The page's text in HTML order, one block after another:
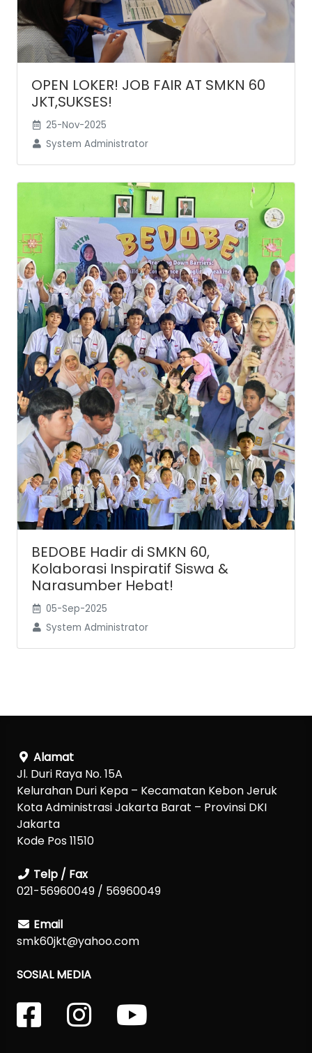
OPEN LOKER! JOB FAIR AT SMKN 60
JKT,SUKSES!
25-Nov-2025
System Administrator
BEDOBE Hadir di SMKN 60,
Kolaborasi Inspiratif Siswa &
Narasumber Hebat!
05-Sep-2025
System Administrator
Alamat
Jl. Duri Raya No. 15A
Kelurahan Duri Kepa – Kecamatan Kebon Jeruk
Kota Administrasi Jakarta Barat – Provinsi DKI
Jakarta
Kode Pos 11510
Telp / Fax
021-56960049 / 56960049
Email
smk60jkt@yahoo.com
SOSIAL MEDIA